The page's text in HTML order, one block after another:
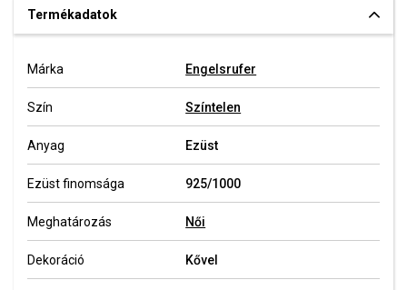
Termékadatok
Márka Engelsrufer
Szín Színtelen
Anyag Ezüst
Ezüst finomsága 925/1000
Meghatározás Női
Dekoráció Kővel